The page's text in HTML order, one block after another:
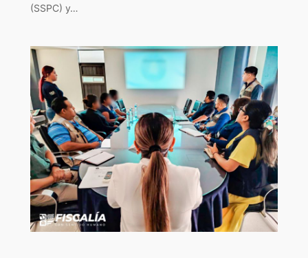
(SSPC) y…